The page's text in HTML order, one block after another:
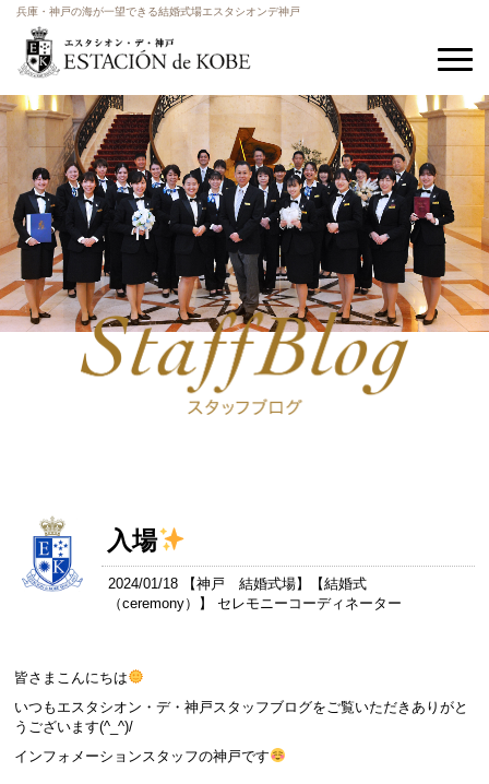
兵庫・神戸の海が一望できる結婚式場エスタシオンデ神戸
入場
2024/01/18 【神戸 結婚式場】【結婚式
（ceremony）
】 セレモニーコーディネーター
皆さまこんにちは
いつもエスタシオン・デ・神戸スタッフブログをご覧いただきありがと
うございます(^_^)/
インフォメーションスタッフの神戸です